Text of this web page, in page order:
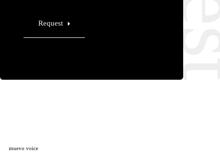
Request
muevo voice